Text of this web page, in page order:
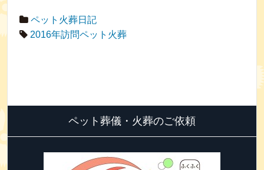
ペット火葬日記
2016年訪問ペット火葬
ペット葬儀・火葬のご依頼